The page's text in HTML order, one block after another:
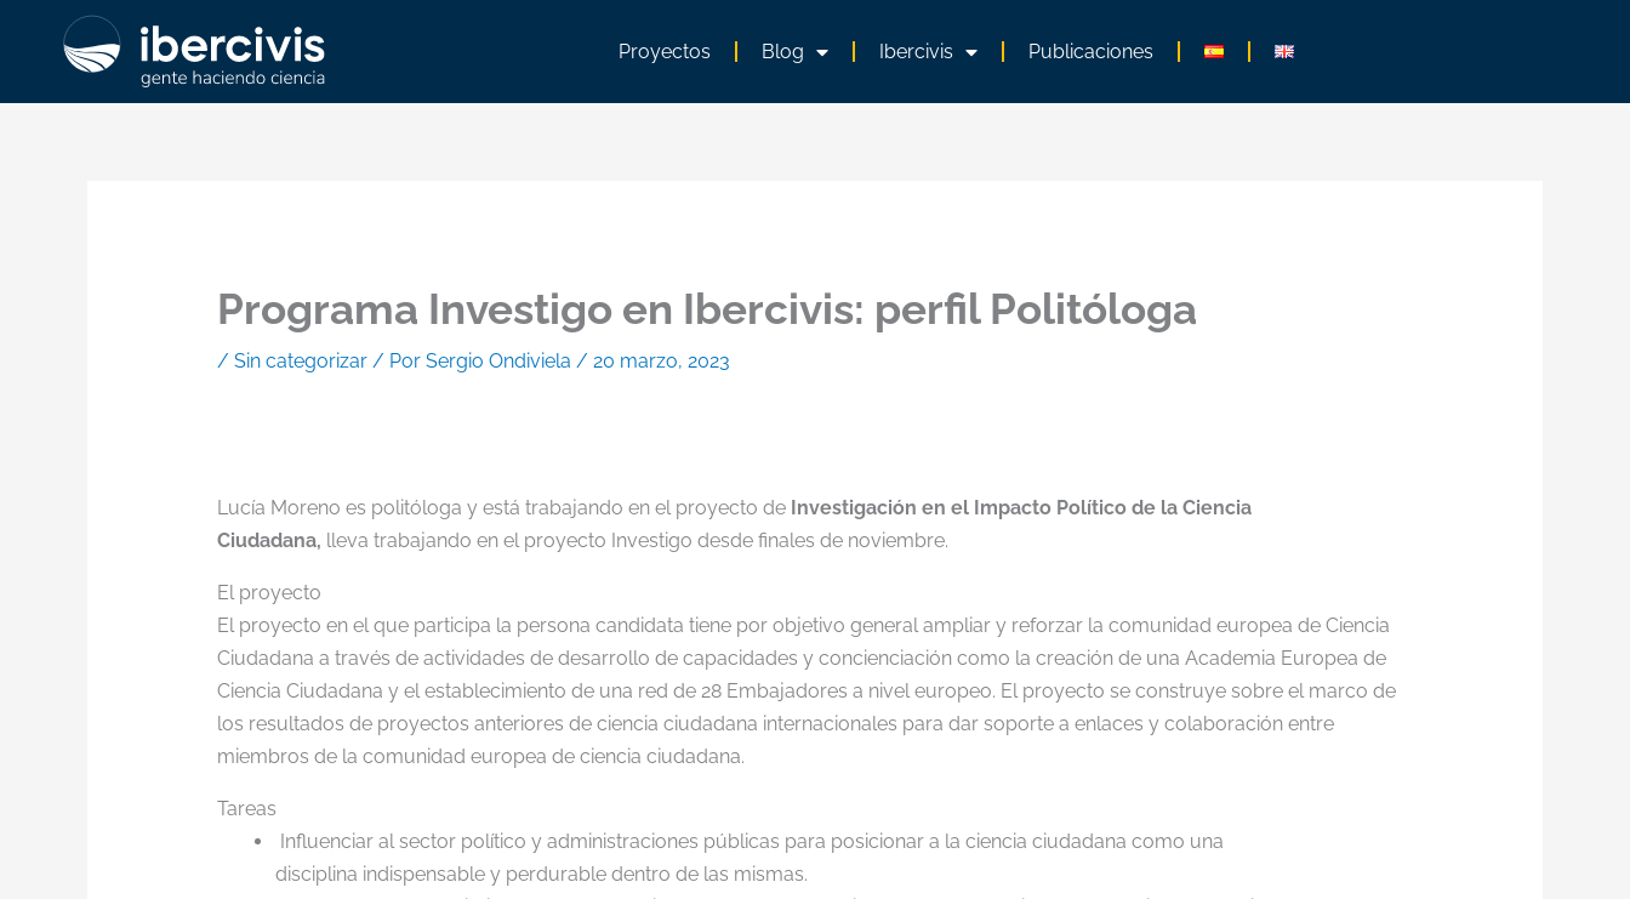
contenido
Proyectos Blog Ibercivis Publicaciones
Programa Investigo en Ibercivis: perfil Politóloga
/ Sin categorizar/ Por Sergio Ondiviela / 20 marzo, 2023
Lucía Moreno es politóloga y está trabajando en el proyecto de Investigación en el Impacto Político de la Ciencia
Ciudadana, lleva trabajando en el proyecto Investigo desde finales de noviembre.
El proyecto
El proyecto en el que participa la persona candidata tiene por objetivo general ampliar y reforzar la comunidad europea de Ciencia
Ciudadana a través de actividades de desarrollo de capacidades y concienciación como la creación de una Academia Europea de
Ciencia Ciudadana y el establecimiento de una red de 28 Embajadores a nivel europeo. El proyecto se construye sobre el marco de
los resultados de proyectos anteriores de ciencia ciudadana internacionales para dar soporte a enlaces y colaboración entre
miembros de la comunidad europea de ciencia ciudadana.
Tareas
Influenciar al sector político y administraciones públicas para posicionar a la ciencia ciudadana como una
disciplina indispensable y perdurable dentro de las mismas.